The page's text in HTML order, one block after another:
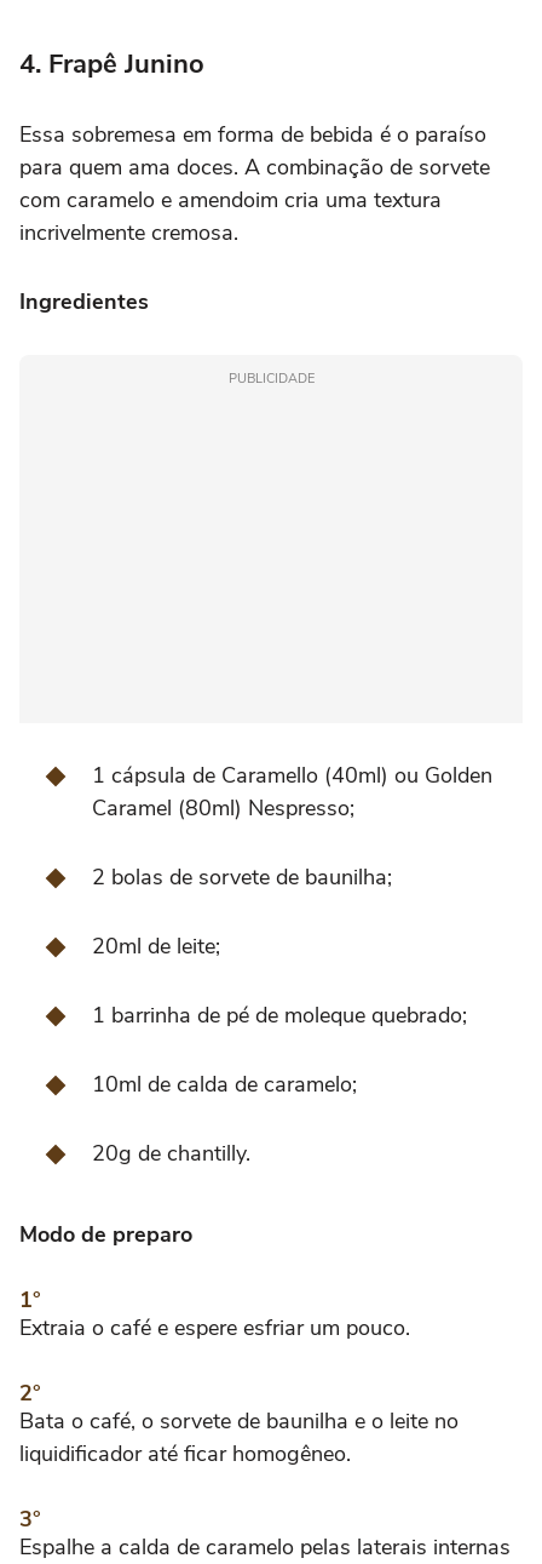
4. Frapê Junino
Essa sobremesa em forma de bebida é o paraíso
para quem ama doces. A combinação de sorvete
com caramelo e amendoim cria uma textura
incrivelmente cremosa.
Ingredientes
PUBLICIDADE
1 cápsula de Caramello (40ml) ou Golden
Caramel (80ml) Nespresso;
2 bolas de sorvete de baunilha;
20ml de leite;
1 barrinha de pé de moleque quebrado;
10ml de calda de caramelo;
20g de chantilly.
Modo de preparo
Extraia o café e espere esfriar um pouco.
Bata o café, o sorvete de baunilha e o leite no
liquidificador até ficar homogêneo.
Espalhe a calda de caramelo pelas laterais internas